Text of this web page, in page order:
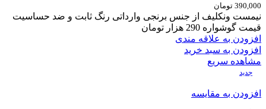
390,000 تومان
نیمست ونکلیف از جنس برنجی وارداتی رنگ ثابت و ضد حساسیت
قیمت گوشواره 290 هزار تومان
افزودن به علاقه مندی
افزودن به سبد خرید
مشاهده سریع
جدید
افزودن به مقایسه